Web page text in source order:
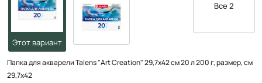
Все 2
Папка для акварели Talens "Art Creation" 29,7х42 см 20 л 200 г, размер, см
29,7х42